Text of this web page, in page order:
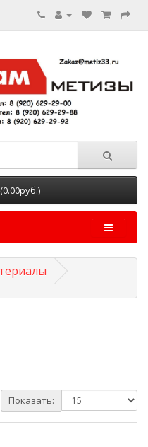
Показать: